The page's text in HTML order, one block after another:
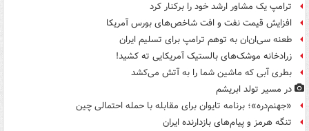
ترامپ یک مشاور ارشد خود را برکنار کرد
افزایش قیمت نفت و افت شاخص‌های بورس آمریکا
طعنه سی‌ان‌ان به توهم ترامپ برای تسلیم ایران
زرادخانه موشک‌های بالستیک آمریکایی ته کشید!
بطری آبی که ماشین شما را به آتش می‌کشد
در مسیر تولد ابریشم
«جهنم‌دره»؛ برنامه تایوان برای مقابله با حمله احتمالی چین
تنگه هرمز و پیام‌های بازدارنده ایران